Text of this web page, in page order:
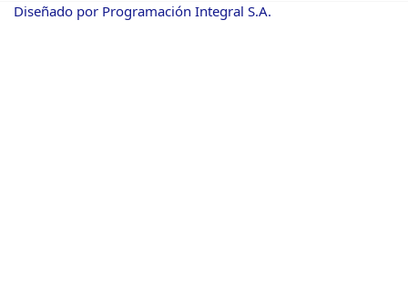
Diseñado por Programación Integral S.A.